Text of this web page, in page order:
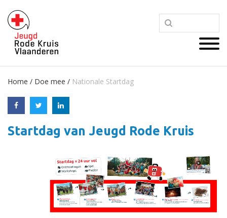
Home / Doe mee / Nationale Startdag
Startdag van Jeugd Rode Kruis